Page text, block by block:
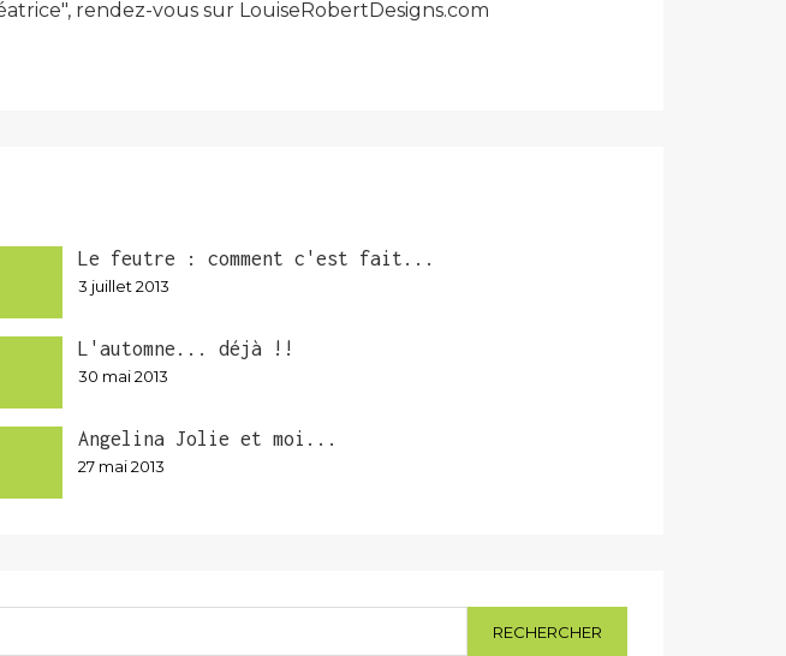
rendez-vous sur LouiseRobertDesigns.com
Le feutre : comment c'est fait...
3 juillet 2013
L'automne... déjà !!
30 mai 2013
Angelina Jolie et moi...
27 mai 2013